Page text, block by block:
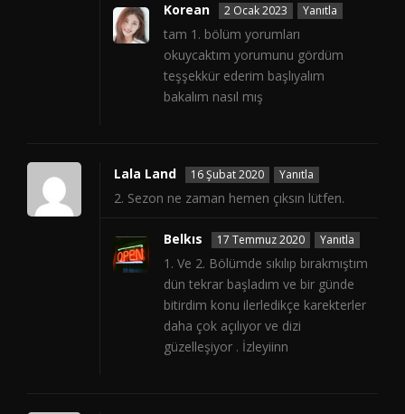
Korean 2 Ocak 2023 Yanıtla
tam 1. bölüm yorumları
okuycaktım yorumunu gördüm
teşşekkür ederim başlıyalım
bakalım nasıl mış
Lala Land 16 Şubat 2020 Yanıtla
2. Sezon ne zaman hemen çıksın lütfen.
Belkıs 17 Temmuz 2020 Yanıtla
1. Ve 2. Bölümde sıkılıp bırakmıştım
dün tekrar başladım ve bir günde
bitirdim konu ilerledikçe karekterler
daha çok açılıyor ve dizi
güzelleşiyor . İzleyiinn